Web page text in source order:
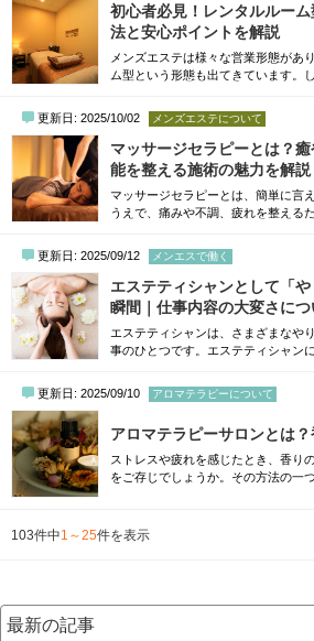
法や、応募前に確認しておきたいポ
初心者必見！レンタルルー
法と安心ポイントを解説
メンズエステは様々な営業形態があ
ム型という形態も出てきています。
う不安の声も少なくありません。そ
ム型メンズエステの基本的な使い方
るためのポイントをわかりやすく解
違い、レンタルルーム型のメリット・
更新日: 2025/10/02 メンズエステについて
マッサージセラピーとは？
能を整える施術の魅力を解説
マッサージセラピーとは、簡単に言
うえで、痛みや不調、疲れを整える
的な効果はもちろんですが、それだ
肉・関節・リンパの流れにも働きか
けをしてくれます。本記事では、マ
徴、効果、施術を受ける際のポイン
更新日: 2025/09/12 メンエスで働く
エステティシャンとして「
瞬間｜仕事内容の大変さにつ
エステティシャンは、さまざまなや
事のひとつです。エステティシャン
る方も多くいらっしゃるでしょう。
シャンとして働いている方が実際に
る点についても解説しますので、こ
更新日: 2025/09/10 アロマテラピーについて
アロマテラピーサロンとは
ストレスや疲れを感じたとき、香り
をご存じでしょうか。その方法の一
ーを専門的に取り入れているのが「
れるお店。香りによるリラクゼーシ
103件中1～25件を表示